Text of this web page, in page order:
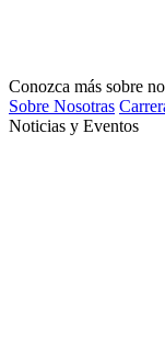
Conozca más sobre
Sobre Nosotras
Noticias y Eventos